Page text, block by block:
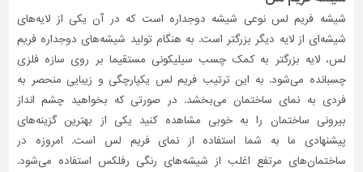
شیشه فریم‌ لس نوعی شیشه دوجداره است که در آن یکی از لایه‌های
شیشه‌ای از لایه دیگر بزرگتر است. به هنگام تولید شیشه‌های دوجداره فریم‌
لس، لایه بزرگتر به کمک چسب سیلیکونی مستقیما بر روی سازه فلزی
چسبانده می‌‌شود. به این ترتیب فریم‌ لس یکپارچگی و زیبایی منحصر به
فردی به نمای ساختمان می‌بخشد. در صورتی که بخواهید چشم ‌انداز
بیرونی ساختمان را به خوبی مشاهده کنید یکی از بهترین گزینه‌های
پیشنهادی ما به شما استفاده از نمای فریم‌ لس است. امروزه در
ساختمان‌های مرتفع اغلب از شیشه‌های رنگی رفلکس استفاده می‌شود.